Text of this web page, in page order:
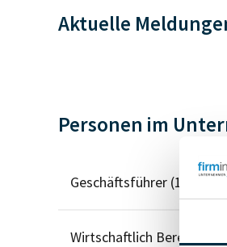
Aktuelle
Personen im
Geschäftsführer (1)
Wirtschaftlich Berechtigter